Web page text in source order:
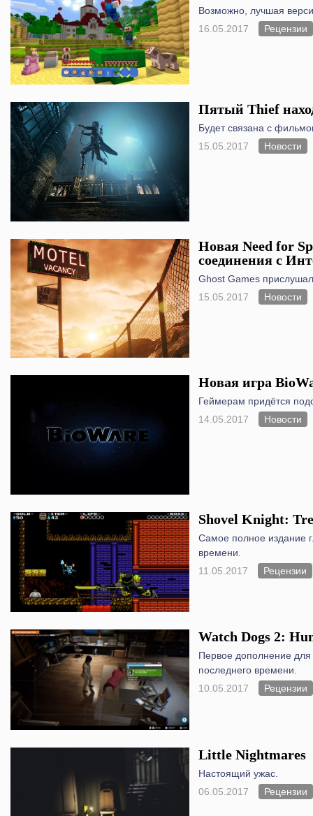
Возможно, лучшая
16.05.2017
Рецензии
Пятый Thief
Будет связана с
15.05.2017
Новости
Новая Need for
соединения с
Ghost Games
15.05.2017
Новости
Новая игра
Геймерам придётся
14.05.2017
Новости
Shovel Knight:
Самое полное издание
времени.
11.05.2017
Рецензии
Watch Dogs 2:
Первое дополнение
последнего времени.
10.05.2017
Рецензии
Little Nightmares
Настоящий ужас.
06.05.2017
Рецензии